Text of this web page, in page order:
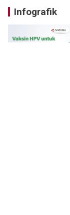
Infografik